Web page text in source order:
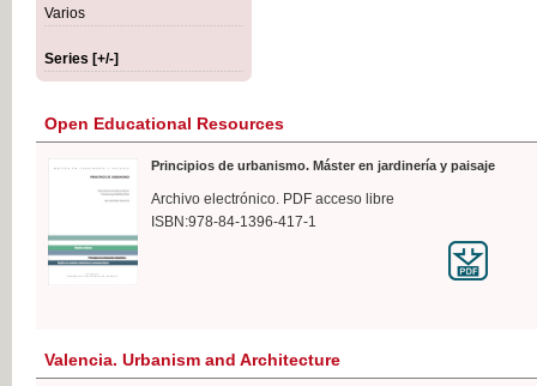
Varios
Series [+/-]
Open Educational Resources
Principios de urbanismo. Máster en jardinería y paisaje
Archivo electrónico. PDF acceso libre
ISBN:978-84-1396-417-1
Valencia. Urbanism and Architecture